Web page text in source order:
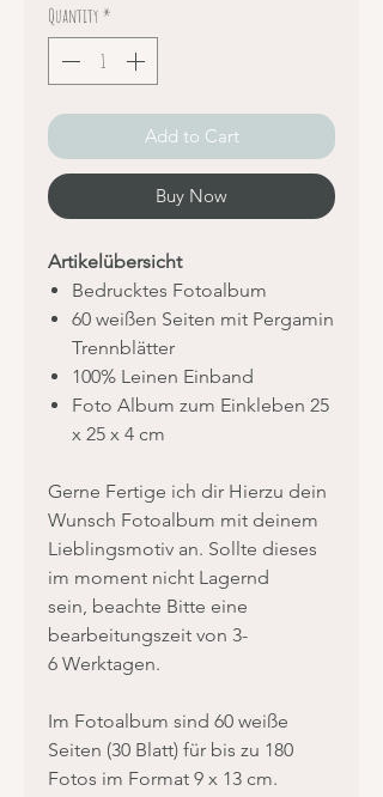
Quantity *
Add to Cart
Buy Now
Artikelübersicht
Bedrucktes Fotoalbum
60 weißen Seiten mit Pergamin
Trennblätter
100% Leinen Einband
Foto Album zum Einkleben 25
x 25 x 4 cm
Gerne Fertige ich dir Hierzu dein
Wunsch Fotoalbum mit deinem
Lieblingsmotiv an. Sollte dieses
im moment nicht Lagernd
sein, beachte Bitte eine
bearbeitungszeit von 3-
6 Werktagen.
Im Fotoalbum sind 60 weiße
Seiten (30 Blatt) für bis zu 180
Fotos im Format 9 x 13 cm.